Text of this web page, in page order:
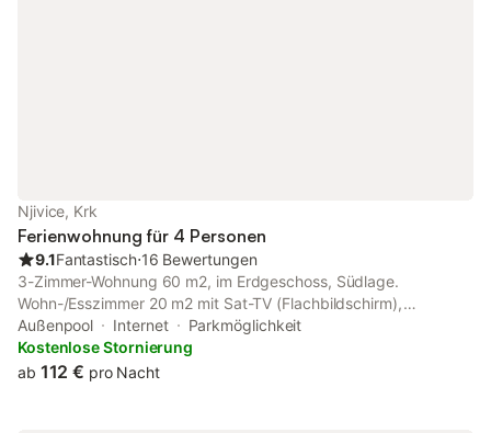
Njivice, Krk
Ferienwohnung für 4 Personen
9.1Fantastisch⋅16 Bewertungen
3-Zimmer-Wohnung 60 m2, im Erdgeschoss, Südlage.
Wohn-/Esszimmer 20 m2 mit Sat-TV (Flachbildschirm),
Klimaanlage. 1 Zimmer mit 1 franz. Bett (160 cm, Länge 200
cm). 1 Zimmer mit 1 Bett (90 cm, Länge 200 cm).
Durchgangszimmer mit 1 Bett (90 cm, Länge 200 cm). Offene
Außenpool Internet
Parkmöglichkeit
Kostenlose Stornierung
ab 112 € pro Nacht